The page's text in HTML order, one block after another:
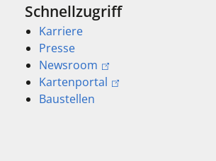
Schnellzugriff
Karriere
Presse
Newsroom
Kartenportal
Baustellen